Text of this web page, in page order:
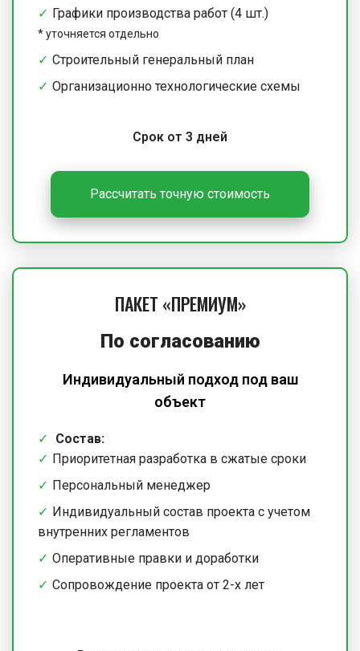
Графики производства работ (4 шт.)
*уточняется отдельно
Строительный генеральный план
Организационно технологические схемы
Срок от 3 дней
Рассчитать точную стоимость
ПАКЕТ «ПРЕМИУМ»
По согласованию
Индивидуальный подход под ваш
объект
Состав:
Приоритетная разработка в сжатые сроки
Персональный менеджер
Индивидуальный состав проекта с учетом
внутренних регламентов
Оперативные правки и доработки
Сопровождение проекта от 2-х лет